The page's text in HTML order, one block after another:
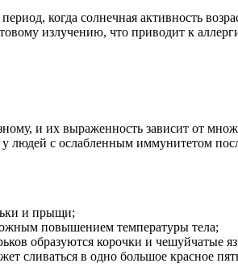
когда солнечная активность
излучению, что приводит к
и их выраженность зависит от
людей с ослабленным иммунитетом
и прыщи;
повышением температуры тела;
образуются корочки и чешуйчатые
сливаться в одно большое красное